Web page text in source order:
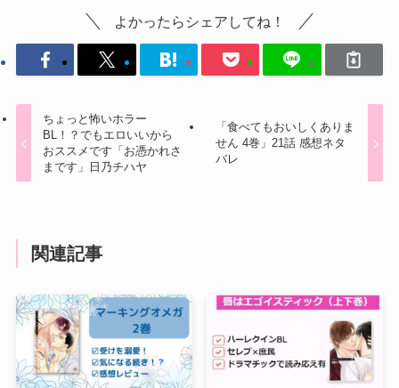
よかったらシェアしてね！
ちょっと怖いホラー
BL！？でもエロいいから
おススメです「お憑かれさ
まです」日乃チハヤ
「食べてもおいしくありま
せん 4巻」21話 感想ネタ
バレ
関連記事